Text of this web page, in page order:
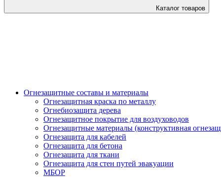
Каталог товаров
Огнезащитные составы и материалы
Огнезащитная краска по металлу
Огнебиозащита дерева
Огнезащитное покрытие для воздуховодов
Огнезащитные материалы (конструктивная
Огнезащита для кабелей
Огнезащита для бетона
Огнезащита для ткани
Огнезащита для стен путей эвакуации
МБОР